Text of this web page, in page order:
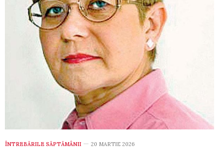
ÎNTREBĂRILE SĂPTĂMÂNII 20 MARTIE 2026